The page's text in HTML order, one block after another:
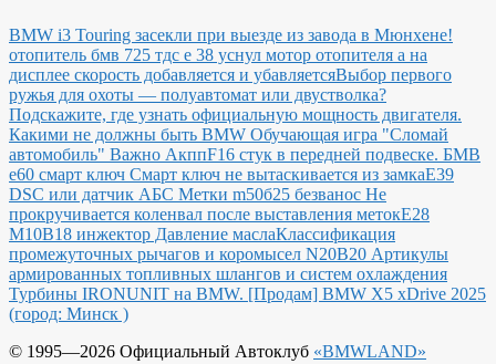
BMW i3 Touring засекли при выезде из завода в Мюнхене!
отопитель бмв 725 тдс е 38 уснул мотор отопителя а на
дисплее скорость добавляется и убавляетсяВыбор первого
ружья для охоты — полуавтомат или двустволка?
Подскажите, где узнать официальную мощность двигателя.
Какими не должны быть BMW Обучающая игра "Сломай
автомобиль" Важно АкппF16 стук в передней подвеске. БМВ
е60 смарт ключ Смарт ключ не вытаскивается из замкаE39
DSC или датчик АБС Метки m50б25 безванос Не
прокручивается коленвал после выставления метокЕ28
М10В18 инжектор Давление маслаКлассификация
промежуточных рычагов и коромысел N20B20 Артикулы
армированных топливных шлангов и систем охлаждения
Турбины IRONUNIT на BMW. [Продам] BMW X5 xDrive 2025
(город: Минск )
© 1995—2026 Официальный Автоклуб «BMWLAND»